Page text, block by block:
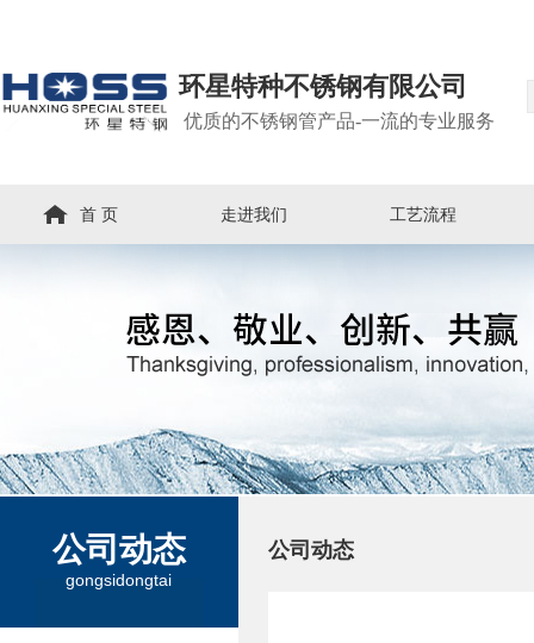
环星特种不锈钢有限公司
优质的不锈钢管产品-一流的专业服务
首 页 走进我们 工艺流程
公司动态
gongsidongtai
公司动态